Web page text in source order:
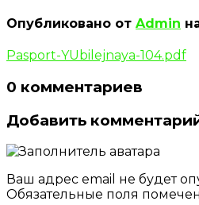
Опубликовано от Admin
Pasport-YUbilejnaya-104.pdf
0 комментариев
Добавить
Ваш адрес email не будет
Обязательные поля